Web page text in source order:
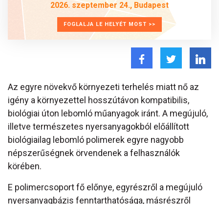
2026. szeptember 24., Budapest
FOGLALJA LE HELYÉT MOST >>
Az egyre növekvő környezeti terhelés miatt nő az
igény a környezettel hosszútávon kompatibilis,
biológiai úton lebomló műanyagok iránt. A megújuló,
illetve természetes nyersanyagokból előállított
biológiailag lebomló polimerek egyre nagyobb
népszerűségnek örvendenek a felhasználók
körében.
E polimercsoport fő előnye, egyrészről a megújuló
nyersanyagbázis fenntarthatósága, másrészről